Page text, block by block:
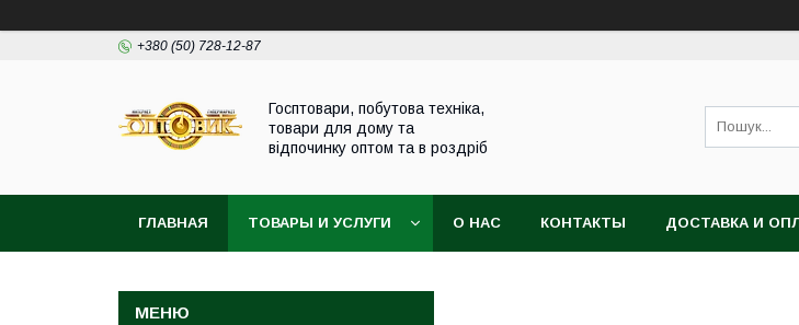
+380 (50) 728-12-87
Госптовари, побутова техніка,
товари для дому та
відпочинку оптом та в роздріб
ГЛАВНАЯ ТОВАРЫ И УСЛУГИ О НАС КОНТАКТЫ ДОСТАВКА И